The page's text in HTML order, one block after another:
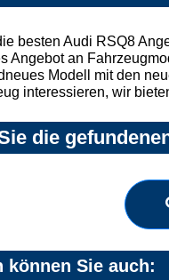
besten Audi RSQ8
Angebot an
Modell mit den
interessieren, wir
die
können Sie auch: